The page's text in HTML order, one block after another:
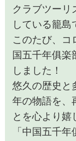
クラブツーリ
している籠島
このたび、コ
国五千年俱楽
しました！
悠久の歴史と
年の物語を、
とを心より嬉
「中国五千